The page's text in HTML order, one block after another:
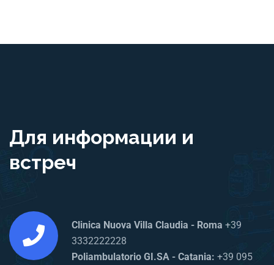
Для информации и
встреч
Clinica Nuova Villa Claudia - Roma +39
3332222228
Poliambulatorio GI.SA - Catania: +39 095